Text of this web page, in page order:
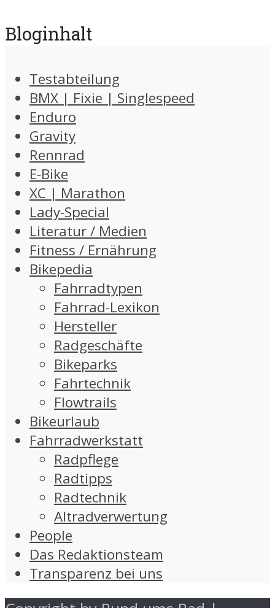
Bloginhalt
Testabteilung
BMX | Fixie | Singlespeed
Enduro
Gravity
Rennrad
E-Bike
XC | Marathon
Lady-Special
Literatur / Medien
Fitness / Ernährung
Bikepedia
Fahrradtypen
Fahrrad-Lexikon
Hersteller
Radgeschäfte
Bikeparks
Fahrtechnik
Flowtrails
Bikeurlaub
Fahrradwerkstatt
Radpflege
Radtipps
Radtechnik
Altradverwertung
People
Das Redaktionsteam
Transparenz bei uns